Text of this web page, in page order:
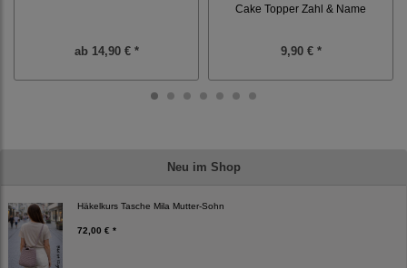
Neu im Shop
Häkelkurs Tasche Mila Mutter-Sohn
72,00 € *
ab14,90 € *
Cake Topper Zahl & Name
9,90 € *